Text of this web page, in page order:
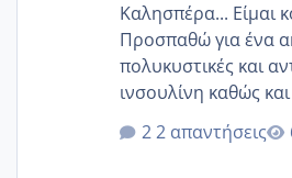
Καλησπέρα... Είμαι
Προσπαθώ για ένα
πολυκυστικές και
ινσουλίνη καθώς
κιλά παραπάνω και
δεν χάνω εύκολα! Προσπαθώ για ακόμη
2 απαντήσεις